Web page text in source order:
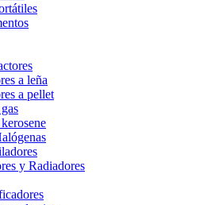
a leña
a pellet
y Radiadores